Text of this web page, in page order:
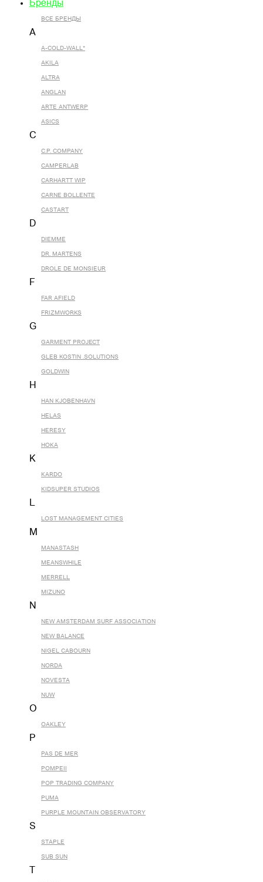
Бренды
ВСЕ БРЕНДЫ
A
A-COLD-WALL*
AKILA
ALTRA
ANGLAN
ARTE ANTWERP
ASICS
C
C.P. COMPANY
CAMPERLAB
CARHARTT WIP
CARNE BOLLENTE
CASTART
D
DIEMME
DR. MARTENS
DROLE DE MONSIEUR
F
FAR AFIELD
FRIZMWORKS
G
GARMENT PROJECT
GLEB KOSTIN .SOLUTIONS
GOLDWIN
H
HAN KJOBENHAVN
HELAS
HERESY
HOKA
K
KARDO
KIDSUPER STUDIOS
L
LOST MANAGEMENT CITIES
M
MANASTASH
MEANSWHILE
MERRELL
MIZUNO
N
NEW AMSTERDAM SURF ASSOCIATION
NEW BALANCE
NIGEL CABOURN
NORDA
NOVESTA
NUW
O
OAKLEY
P
PAS DE MER
POMPEII
POP TRADING COMPANY
PUMA
PURPLE MOUNTAIN OBSERVATORY
S
STAPLE
SUB SUN